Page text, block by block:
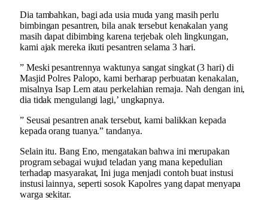
Dia tambahkan, bagi ada usia muda yang masih perlu
bimbingan pesantren, bila anak tersebut kenakalan yang
masih dapat dibimbing karena terjebak oleh lingkungan,
kami ajak mereka ikuti pesantren selama 3 hari.
” Meski pesantrennya waktunya sangat singkat (3 hari) di
Masjid Polres Palopo, kami berharap perbuatan kenakalan,
misalnya Isap Lem atau perkelahian remaja. Nah dengan ini,
dia tidak mengulangi lagi,’ ungkapnya.
” Seusai pesantren anak tersebut, kami balikkan kepada
kepada orang tuanya.” tandanya.
Selain itu. Bang Eno, mengatakan bahwa ini merupakan
program sebagai wujud teladan yang mana kepedulian
terhadap masyarakat, Ini juga menjadi contoh buat instusi
instusi lainnya, seperti sosok Kapolres yang dapat menyapa
warga sekitar.